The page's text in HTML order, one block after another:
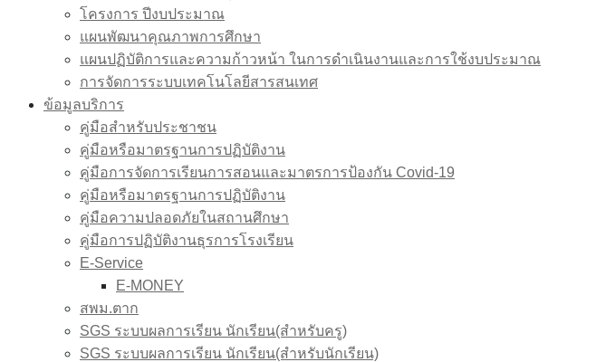
โครงการ ปีงบประมาณ
แผนพัฒนาคุณภาพการศึกษา
แผนปฏิบัติการและความก้าวหน้า ในการดำเนินงานและการใช้งบประมาณ
การจัดการระบบเทคโนโลยีสารสนเทศ
ข้อมูลบริการ
คู่มือสำหรับประชาชน
คู่มือหรือมาตรฐานการปฏิบัติงาน
คู่มือการจัดการเรียนการสอนและมาตรการป้องกัน Covid-19
คู่มือหรือมาตรฐานการปฏิบัติงาน
คู่มือความปลอดภัยในสถานศึกษา
คู่มือการปฏิบัติงานธุรการโรงเรียน
E-Service
E-MONEY
สพม.ตาก
SGS ระบบผลการเรียน นักเรียน(สำหรับครู)
SGS ระบบผลการเรียน นักเรียน(สำหรับนักเรียน)